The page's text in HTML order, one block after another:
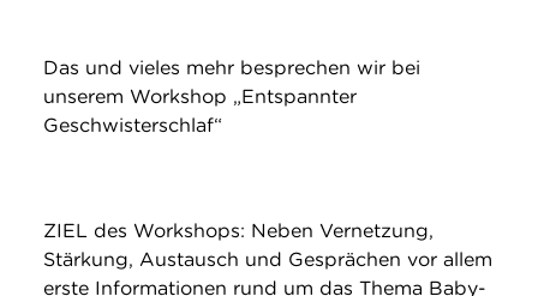
Das und vieles mehr besprechen wir bei
unserem Workshop „Entspannter
Geschwisterschlaf“
ZIEL des Workshops: Neben Vernetzung,
Stärkung, Austausch und Gesprächen vor allem
erste Informationen rund um das Thema Baby-